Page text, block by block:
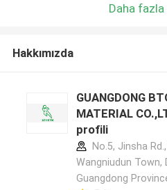
Daha
Hakkımızda
GUANGDONG
MATERIAL
profili
No.5, Jinsha
Wangniudun Town,
Guangdong